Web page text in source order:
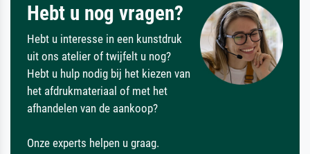
Hebt u nog vragen?
Hebt u interesse in een kunstdruk
uit ons atelier of twijfelt u nog?
Hebt u hulp nodig bij het kiezen van
het afdrukmateriaal of met het
afhandelen van de aankoop?
Onze experts helpen u graag.